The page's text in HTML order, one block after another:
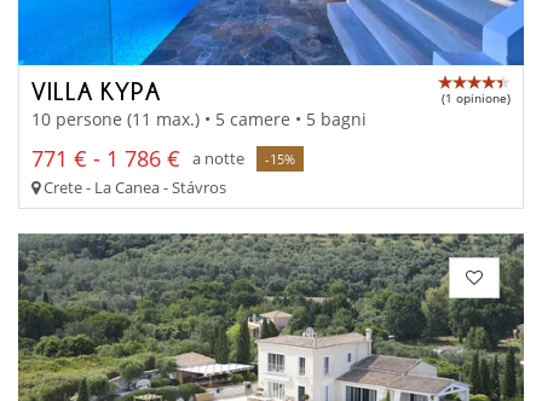
VILLA KYPA (1 opinione)
10 persone (11 max.) • 5 camere • 5 bagni
771 € - 1 786 € a notte -15%
Crete - La Canea - Stávros